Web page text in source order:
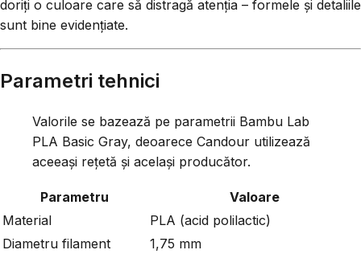
doriți o culoare care să distragă atenția – formele și detaliile
sunt bine evidențiate.
Parametri tehnici
Valorile se bazează pe parametrii Bambu Lab
PLA Basic Gray, deoarece Candour utilizează
aceeași rețetă și același producător.
Parametru
Valoare
Material
PLA (acid polilactic)
Diametru filament
1,75 mm